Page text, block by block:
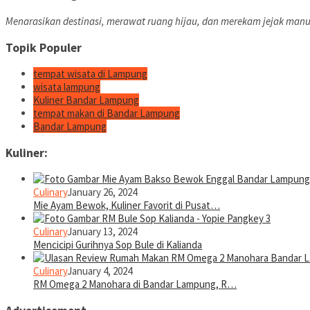
Menarasikan destinasi, merawat ruang hijau, dan merekam jejak
Topik Populer
tempat wisata di Lampung
wisata lampung
Kuliner Bandar Lampung
tempat makan di Bandar Lampung
Bandar Lampung
Kuliner:
CulinaryJanuary 26, 2024
Mie Ayam Bewok, Kuliner Favorit di Pusat…
CulinaryJanuary 13, 2024
Mencicipi Gurihnya Sop Bule di Kalianda
CulinaryJanuary 4, 2024
RM Omega 2 Manohara di Bandar Lampung, R…